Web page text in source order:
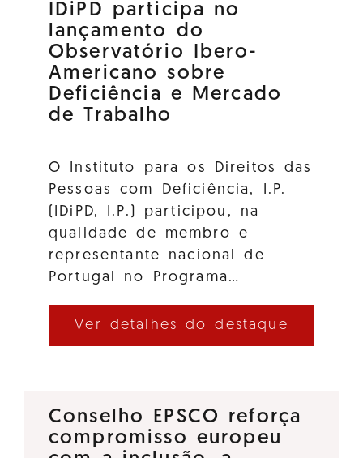
IDiPD participa no
lançamento do
Observatório Ibero-
Americano sobre
Deficiência e Mercado
de Trabalho
O Instituto para os Direitos das
Pessoas com Deficiência, I.P.
(IDiPD, I.P.) participou, na
qualidade de membro e
representante nacional de
Portugal no Programa…
Ver detalhes do destaque
Conselho EPSCO reforça
compromisso europeu